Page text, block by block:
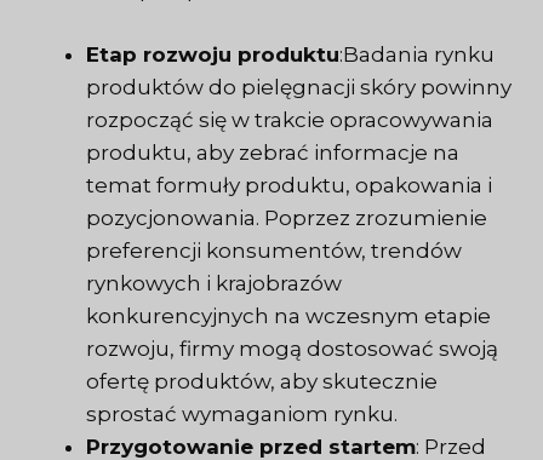
Etap rozwoju produktu:Badania rynku
produktów do pielęgnacji skóry powinny
rozpocząć się w trakcie opracowywania
produktu, aby zebrać informacje na
temat formuły produktu, opakowania i
pozycjonowania. Poprzez zrozumienie
preferencji konsumentów, trendów
rynkowych i krajobrazów
konkurencyjnych na wczesnym etapie
rozwoju, firmy mogą dostosować swoją
ofertę produktów, aby skutecznie
sprostać wymaganiom rynku.
Przygotowanie przed startem: Przed